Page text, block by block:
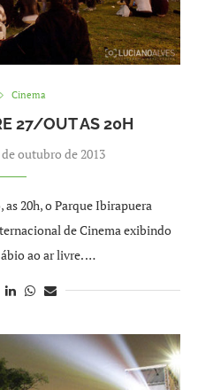
Cinema
27/OUT AS 20H
de outubro de 2013
20h, o Parque Ibirapuera
de Cinema exibindo
ao ar livre. …